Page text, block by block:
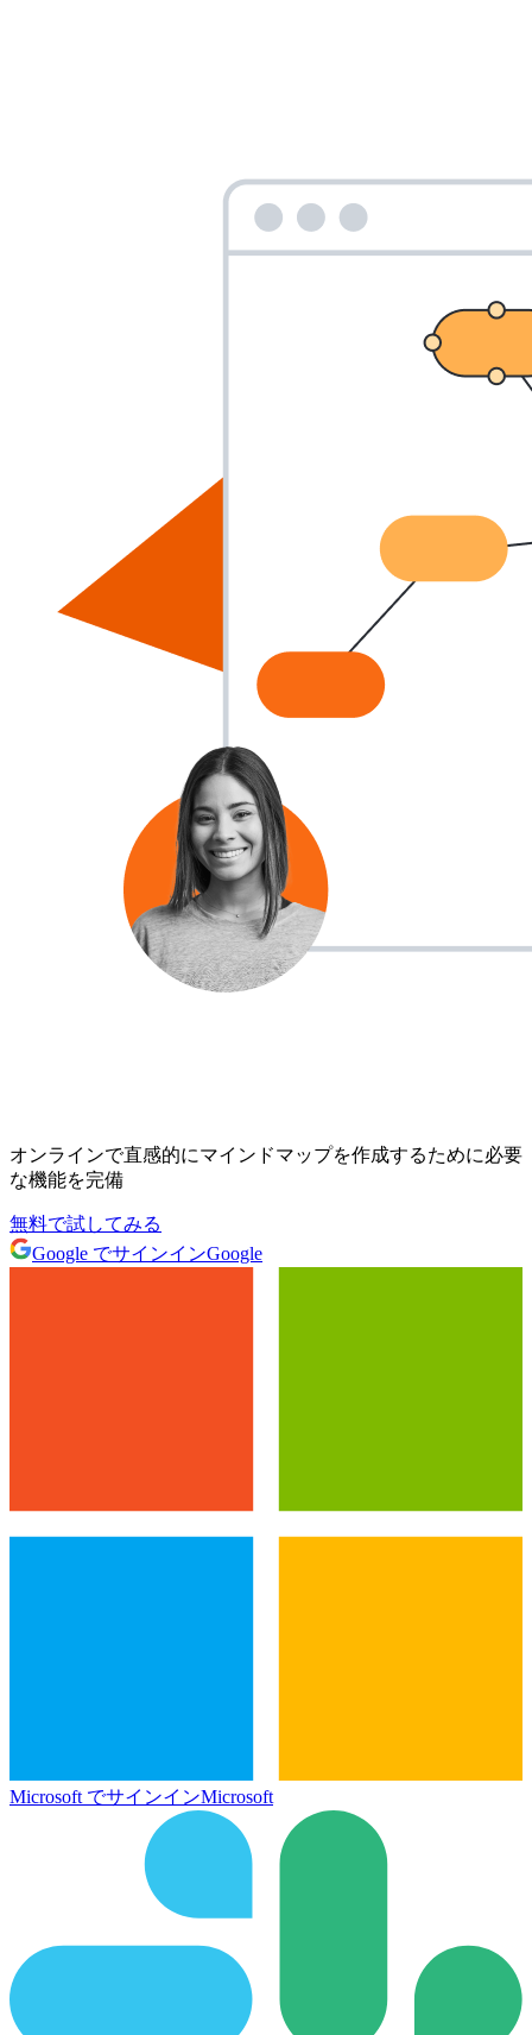
オンラインで直感的にマインドマップを作成するために必要
な機能を完備
無料で試してみる
Google でサインインGoogle
Microsoft でサインインMicrosoft